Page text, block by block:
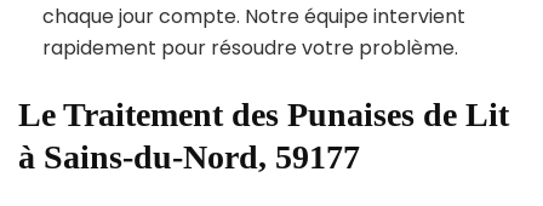
chaque jour compte. Notre équipe intervient
rapidement pour résoudre votre problème.
Le Traitement des Punaises de Lit
à Sains-du-Nord, 59177